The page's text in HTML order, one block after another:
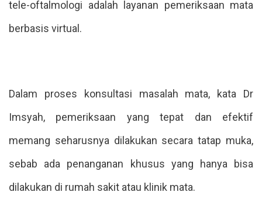
tele-oftalmologi adalah layanan pemeriksaan mata
berbasis virtual.
Dalam proses konsultasi masalah mata, kata Dr
Imsyah, pemeriksaan yang tepat dan efektif
memang seharusnya dilakukan secara tatap muka,
sebab ada penanganan khusus yang hanya bisa
dilakukan di rumah sakit atau klinik mata.